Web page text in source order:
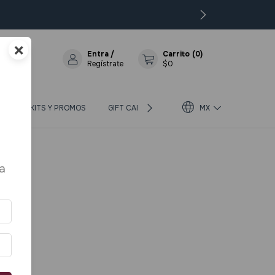
Entra /
Regístrate
Carrito (0)
$0
KITS Y PROMOS GIFT CARD BLOG SOBRE BIOTERRA
MX
×